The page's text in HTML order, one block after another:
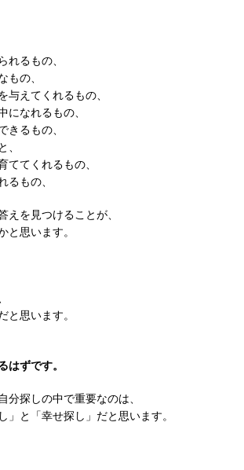
れるもの、
もの、
与えてくれるもの、
になれるもの、
きるもの、
、
ててくれるもの、
るもの、
えを見つけることが、
と思います。
と思います。
はずです。
分探しの中で重要なのは、
」と「幸せ探し」だと思います。